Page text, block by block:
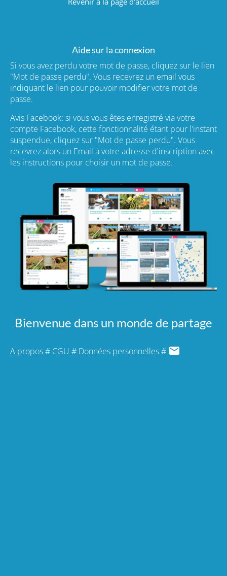
Aide sur la connexion
Si vous avez perdu votre mot de passe, cliquez sur le lien
"Mot de passe perdu". Vous recevrez un email vous
indiquant le lien pour pouvoir modifier votre mot de
passe.
Avis Facebook: si vous vous êtes enregistré via votre
compte Facebook, cette fonctionnalité étant pour l'instant
suspendue, cliquez sur "Mot de passe perdu". Vous
recevrez alors un Email à votre adresse d'inscription avec
les instructions pour choisir un mot de passe.
Bienvenue dans un monde de partage
A propos# CGU # Données personnelles#